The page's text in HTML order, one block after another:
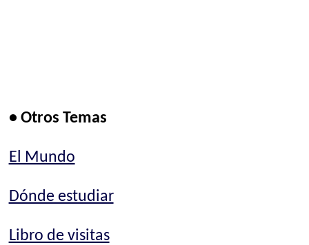
• Otros Temas
El Mundo
Dónde estudiar
Libro de visitas